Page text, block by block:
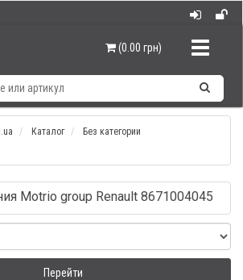
(0.00 грн)
Каталог
Без категории
Motrio group Renault 8671004045
Перейти